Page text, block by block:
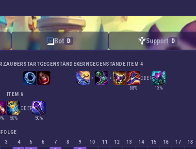
Bot D Support D
STARTGEGENSTÄNDEKERNGEGENSTÄNDE ITEM 4
88%
ODER
13%
ITEM 6
50%
ODER
50%
3 4 5 6 7 8 9 10 11 12 13 14 15 16 17
18